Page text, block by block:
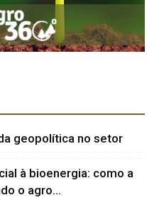
geopolítica no setor
à bioenergia: como a
o agro...